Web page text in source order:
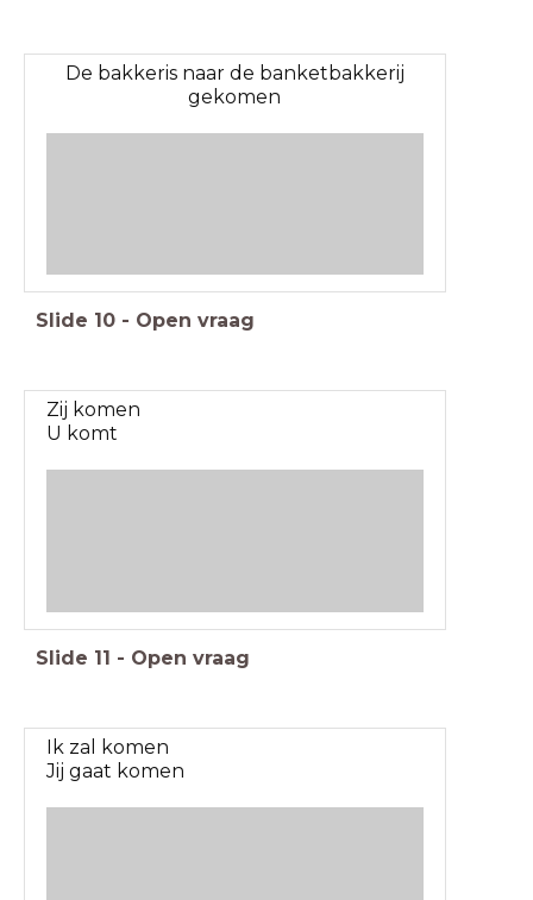
De bakkeris naar de banketbakkerij
gekomen
Slide 10 - Open vraag
Zij komen
U komt
Slide 11 - Open vraag
Ik zal komen
Jij gaat komen